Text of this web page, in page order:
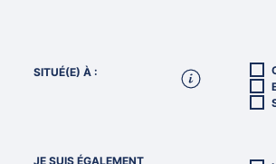
SITUÉ(E) À :
JE SUIS ÉGALEMENT